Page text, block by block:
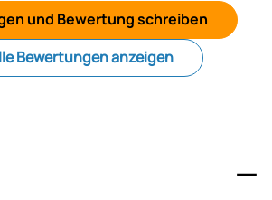
und Bewertung schreiben
Bewertungen anzeigen